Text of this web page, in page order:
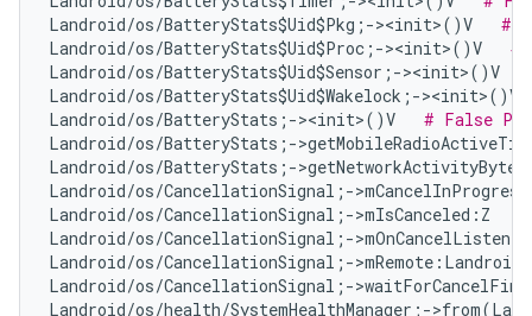
Landroid/os/BatteryStats$Uid$Pkg;-><init>()V #
Landroid/os/BatteryStats$Uid$Proc;-><init>()V #
Landroid/os/BatteryStats$Uid$Sensor;-><init>()V
Landroid/os/BatteryStats$Uid$Wakelock;-
Landroid/os/BatteryStats;-><init>()V # False
Landroid/os/BatteryStats;-
Landroid/os/BatteryStats;-
Landroid/os/CancellationSignal;-
Landroid/os/CancellationSignal;->mIsCanceled:Z
Landroid/os/CancellationSignal;-
Landroid/os/CancellationSignal;-
Landroid/os/CancellationSignal;-
Landroid/os/health/SystemHealthManager;-